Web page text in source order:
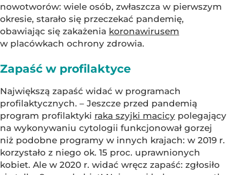
nowotworów: wiele osób, zwłaszcza w pierwszym
okresie, starało się przeczekać pandemię,
obawiając się zakażenia koronawirusem
w placówkach ochrony zdrowia.
Zapaść w profilaktyce
Największą zapaść widać w programach
profilaktycznych. – Jeszcze przed pandemią
program profilaktyki raka szyjki macicy polegający
na wykonywaniu cytologii funkcjonował gorzej
niż podobne programy w innych krajach: w 2019 r.
korzystało z niego ok. 15 proc. uprawnionych
kobiet. Ale w 2020 r. widać wręcz zapaść: zgłosiło